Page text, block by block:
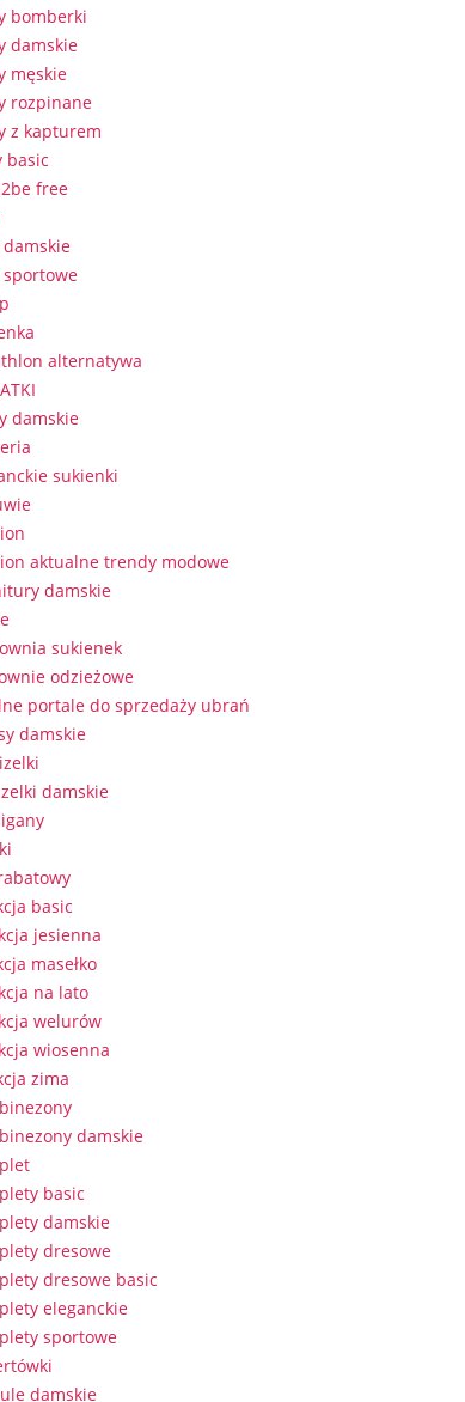
bomberki
damskie
męskie
rozpinane
z kapturem
basic
free
sportowe
alternatywa
damskie
sukienki
aktualne trendy modowe
damskie
sukienek
odzieżowe
portale do sprzedaży ubrań
damskie
damskie
basic
jesienna
masełko
na lato
welurów
wiosenna
zima
damskie
basic
damskie
dresowe
dresowe basic
eleganckie
sportowe
damskie